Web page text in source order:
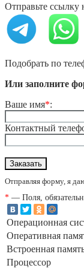
Отправьте ссылку
Подобрать по
Или заполните
Ваше имя*:
Контактный
Отправляя форму, я
* — Поля,
Операционная
Оперативная
Встроенная
Процессор